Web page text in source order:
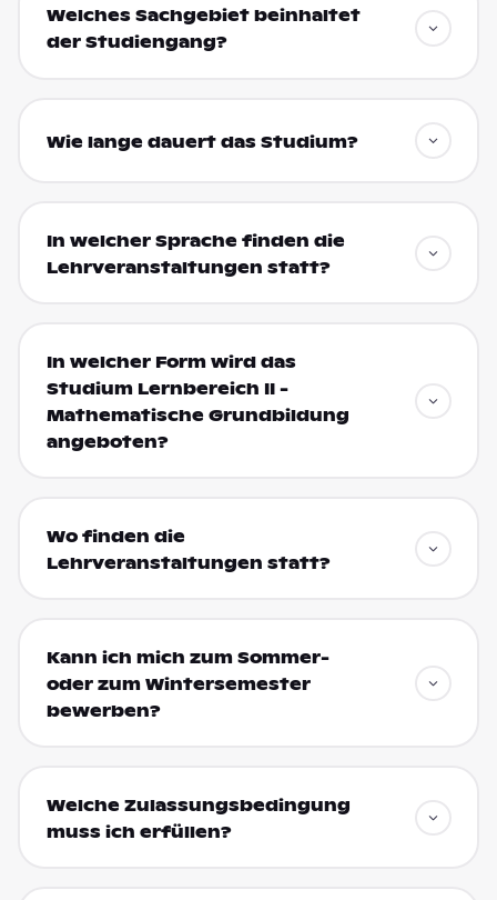
Welches Sachgebiet beinhaltet
der Studiengang?
Wie lange dauert das Studium?
In welcher Sprache finden die
Lehrveranstaltungen statt?
In welcher Form wird das
Studium Lernbereich II -
Mathematische Grundbildung
angeboten?
Wo finden die
Lehrveranstaltungen statt?
Kann ich mich zum Sommer-
oder zum Wintersemester
bewerben?
Welche Zulassungsbedingung
muss ich erfüllen?